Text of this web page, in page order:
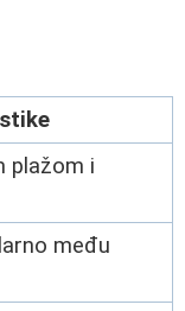
plažom i
među